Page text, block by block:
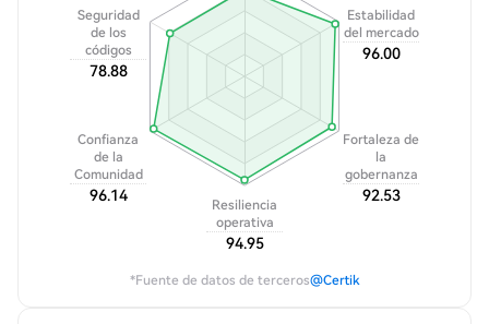
Seguridad
de los
códigos
78.88
Confianza
de la
Comunidad
96.14
Resiliencia
operativa
94.95
Fortaleza de
la
gobernanza
92.53
Estabilidad
del mercado
96.00
*Fuente de datos de terceros@Certik